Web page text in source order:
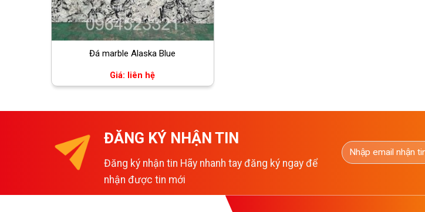
Đá marble Alaska Blue
Giá: liên hệ
ĐĂNG KÝ NHẬN TIN
Đăng ký nhận tin Hãy nhanh tay đăng ký ngay để
nhận được tin mới